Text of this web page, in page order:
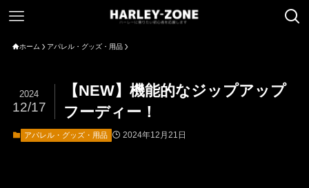
ホーム アパレル・グッズ・用品
【NEW】機能的なジップアップ
フーディー！
2024
12/17
アパレル・グッズ・用品 2024年12月21日